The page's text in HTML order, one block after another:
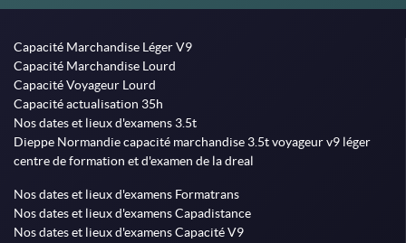
Capacité Marchandise Léger V9
Capacité Marchandise Lourd
Capacité Voyageur Lourd
Capacité actualisation 35h
Nos dates et lieux d'examens 3.5t
Dieppe Normandie capacité marchandise 3.5t voyageur v9 léger
centre de formation et d'examen de la dreal
Nos dates et lieux d'examens Formatrans
Nos dates et lieux d'examens Capadistance
Nos dates et lieux d'examens Capacité V9